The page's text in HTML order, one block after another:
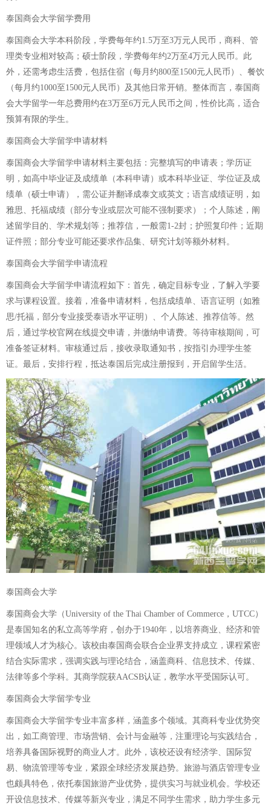
泰国商会大学留学费用
泰国商会大学本科阶段，学费每年约1.5万至3万元人民币，商科、管
理类专业相对较高；硕士阶段，学费每年约2万至4万元人民币。此
外，还需考虑生活费，包括住宿（每月约800至1500元人民币）、餐饮
（每月约1000至1500元人民币）及其他日常开销。整体而言，泰国商
会大学留学一年总费用约在3万至6万元人民币之间，性价比高，适合
预算有限的学生。
泰国商会大学留学申请材料
泰国商会大学留学申请材料主要包括：完整填写的申请表；学历证
明，如高中毕业证及成绩单（本科申请）或本科毕业证、学位证及成
绩单（硕士申请），需公证并翻译成泰文或英文；语言成绩证明，如
雅思、托福成绩（部分专业或层次可能不强制要求）；个人陈述，阐
述留学目的、学术规划等；推荐信，一般需1-2封；护照复印件；近期
证件照；部分专业可能还要求作品集、研究计划等额外材料。
泰国商会大学留学申请流程
泰国商会大学留学申请流程如下：首先，确定目标专业，了解入学要
求与课程设置。接着，准备申请材料，包括成绩单、语言证明（如雅
思/托福，部分专业接受泰语水平证明）、个人陈述、推荐信等。然
后，通过学校官网在线提交申请，并缴纳申请费。等待审核期间，可
准备签证材料。审核通过后，接收录取通知书，按指引办理学生签
证。最后，安排行程，抵达泰国后完成注册报到，开启留学生活。
泰国商会大学
泰国商会大学（University of the Thai Chamber of Commerce，UTCC）
是泰国知名的私立高等学府，创办于1940年，以培养商业、经济和管
理领域人才为核心。该校由泰国商会联合企业界支持成立，课程紧密
结合实际需求，强调实践与理论结合，涵盖商科、信息技术、传媒、
法律等多个学科。其商学院获AACSB认证，教学水平受国际认可。
泰国商会大学留学专业
泰国商会大学留学专业丰富多样，涵盖多个领域。其商科专业优势突
出，如工商管理、市场营销、会计与金融等，注重理论与实践结合，
培养具备国际视野的商业人才。此外，该校还设有经济学、国际贸
易、物流管理等专业，紧跟全球经济发展趋势。旅游与酒店管理专业
也颇具特色，依托泰国旅游产业优势，提供实习与就业机会。学校还
开设信息技术、传媒等新兴专业，满足不同学生需求，助力学生多元